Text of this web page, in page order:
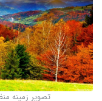
تصویر زمینه